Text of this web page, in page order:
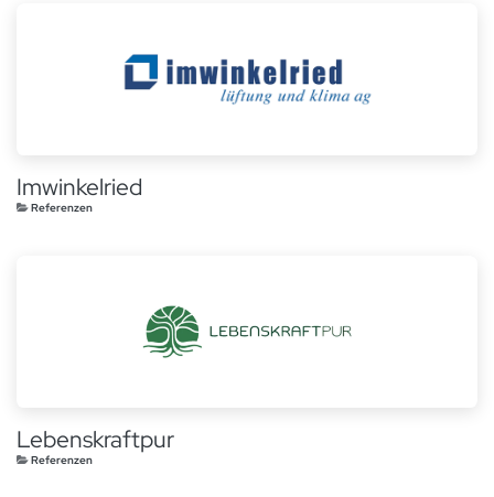
Imwinkelried
Referenzen
Lebenskraftpur
Referenzen